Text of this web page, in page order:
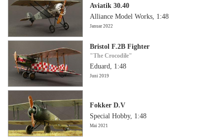
Aviatik 30.40
Alliance Model Works, 1:48
Januar 2022
Bristol F.2B Fighter
"The Crocodile"
Eduard, 1:48
Juni 2019
Fokker D.V
Special Hobby, 1:48
Mai 2021